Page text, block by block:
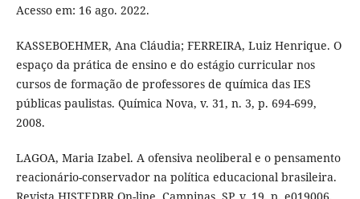
Acesso em: 16 ago. 2022.
KASSEBOEHMER, Ana Cláudia; FERREIRA, Luiz Henrique. O
espaço da prática de ensino e do estágio curricular nos
cursos de formação de professores de química das IES
públicas paulistas. Química Nova, v. 31, n. 3, p. 694-699,
2008.
LAGOA, Maria Izabel. A ofensiva neoliberal e o pensamento
reacionário-conservador na política educacional brasileira.